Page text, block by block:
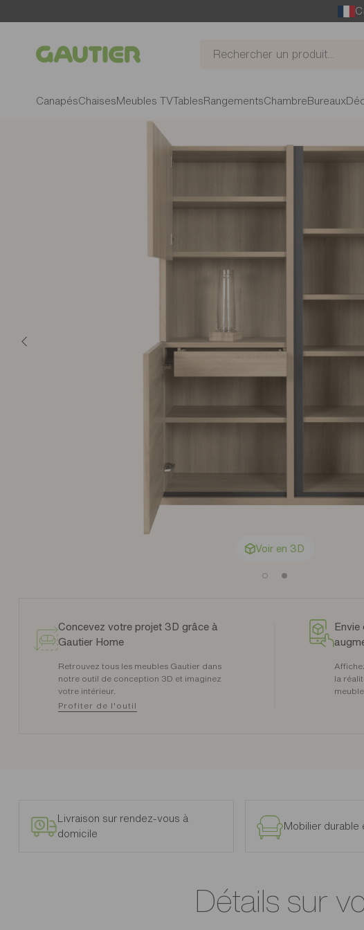
Gautier
CanapésChaises Meubles TVTables RangementsChambre Bureaux
Voir en 3D
Concevez votre projet 3D grâce à
Gautier Home
Retrouvez tous les meubles Gautier dans
notre outil de conception 3D et imaginez
votre intérieur.
Profiter de l'outil
Envie
la
Livraison sur rendez-vous à
domicile
Mobilier durable
Détails sur